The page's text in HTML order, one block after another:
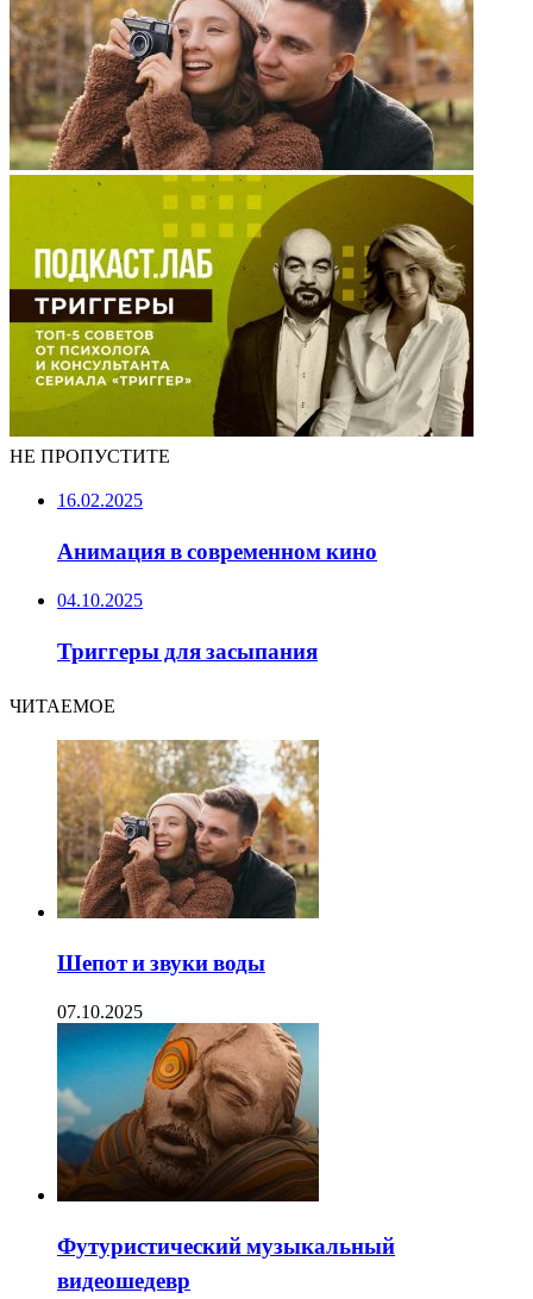
НЕ ПРОПУСТИТЕ
16.02.2025
Анимация в современном кино
04.10.2025
Триггеры для засыпания
ЧИТАЕМОЕ
Шепот и звуки воды
07.10.2025
Футуристический музыкальный
видеошедевр